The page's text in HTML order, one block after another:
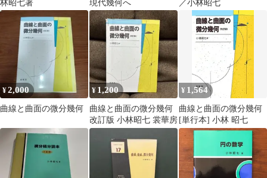
林昭七著
現代幾何へ
／小林昭七
¥2,000
曲線と曲面の微分幾何
¥ 1,200
曲線と曲面の微分幾何
改訂版 小林昭七 裳華房
¥ 1,564
曲線と曲面の微分幾何
[単行本] 小林 昭七